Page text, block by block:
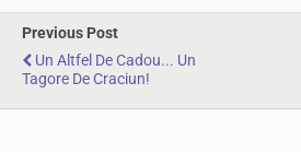
Previous Post
Un Altfel De Cadou... Un
Tagore De Craciun!